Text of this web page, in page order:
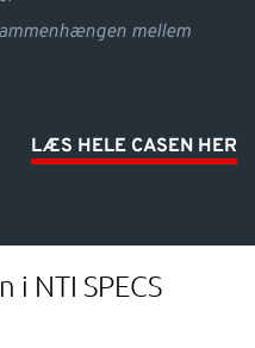
mellem
LÆS HELE CASEN HER
NTI SPECS